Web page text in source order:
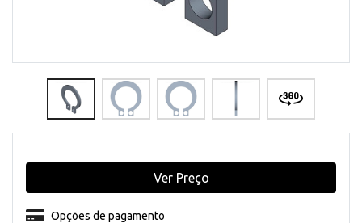
Opções de pagamento
Ver Preço